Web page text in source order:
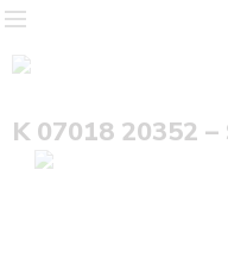
K 07018 20352 –